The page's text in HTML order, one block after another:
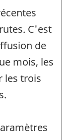
C'est
de
mois, les
les trois